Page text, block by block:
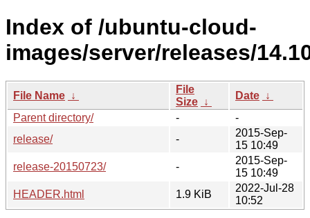
Index of /ubuntu-cloud-
images/server/releases/
File Name ↓
File
Size ↓
Date ↓
Parent directory/
-
-
release/
-
2015-Sep-
15 10:49
release-20150723/
-
2015-Sep-
15 10:49
HEADER.html
1.9 KiB
2022-Jul-28
10:52